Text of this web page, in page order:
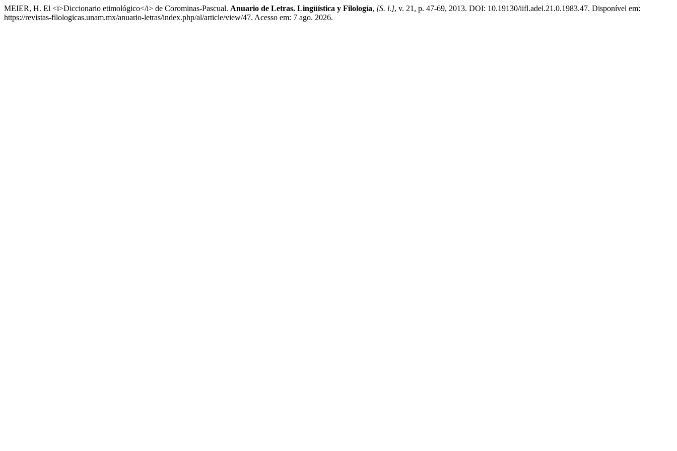
MEIER, H. El <i>Diccionario etimológico</i> de Corominas-Pascual. Anuario de Letras. Lingüística y Filología, [S. l.], v. 21, p. 47-69, 2013. DOI: 10.19130/iifl.adel.21.0.1983.47. Disponível em:
https://revistas-filologicas.unam.mx/anuario-letras/index.php/al/article/view/47. Acesso em: 7 ago. 2026.